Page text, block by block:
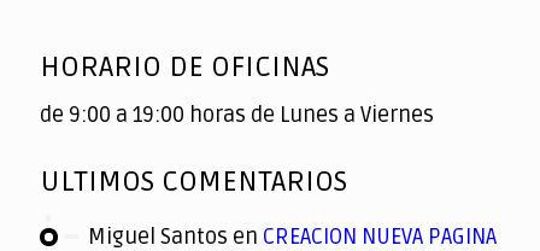
HORARIO DE OFICINAS
de 9:00 a 19:00 horas de Lunes a Viernes
ULTIMOS COMENTARIOS
Miguel Santos en CREACION NUEVA PAGINA